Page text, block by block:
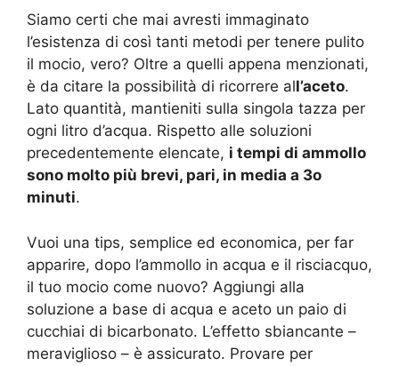
Siamo certi che mai avresti immaginato
l’esistenza di così tanti metodi per tenere pulito
il mocio, vero? Oltre a quelli appena menzionati,
è da citare la possibilità di ricorrere all’aceto.
Lato quantità, mantieniti sulla singola tazza per
ogni litro d’acqua. Rispetto alle soluzioni
precedentemente elencate, i tempi di ammollo
sono molto più brevi, pari, in media a 3o
minuti.
Vuoi una tips, semplice ed economica, per far
apparire, dopo l’ammollo in acqua e il risciacquo,
il tuo mocio come nuovo? Aggiungi alla
soluzione a base di acqua e aceto un paio di
cucchiai di bicarbonato. L’effetto sbiancante –
meraviglioso – è assicurato. Provare per